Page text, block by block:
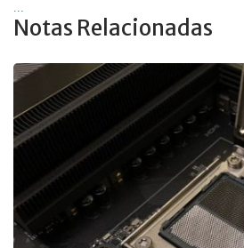
...
Notas Relacionadas